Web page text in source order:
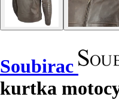
Soubirac
kurtka